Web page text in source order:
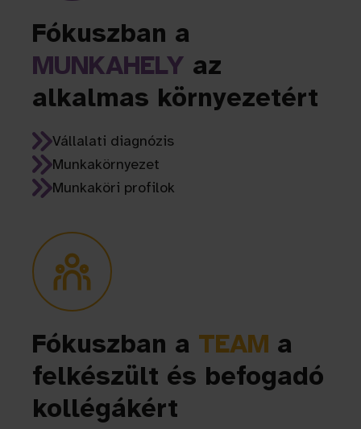
Fókuszban a
MUNKAHELY az
alkalmas környezetért
Vállalati diagnózis
Munkakörnyezet
Munkaköri profilok
Fókuszban a TEAM a
felkészült és befogadó
kollégákért